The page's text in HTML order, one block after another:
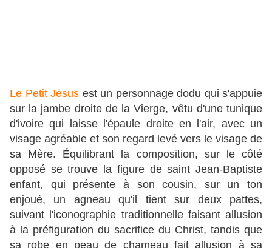
Le Petit Jésus est un personnage dodu qui s'appuie
sur la jambe droite de la Vierge, vêtu d'une tunique
d'ivoire qui laisse l'épaule droite en l'air, avec un
visage agréable et son regard levé vers le visage de
sa Mère. Équilibrant la composition, sur le côté
opposé se trouve la figure de saint Jean-Baptiste
enfant, qui présente à son cousin, sur un ton
enjoué, un agneau qu'il tient sur deux pattes,
suivant l'iconographie traditionnelle faisant allusion
à la préfiguration du sacrifice du Christ, tandis que
sa robe en peau de chameau fait allusion à sa